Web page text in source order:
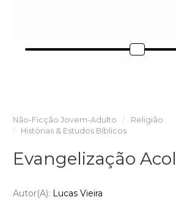
Não-Ficção Jovem-Adulto
Religião
Histórias & Estudos Bíblicos
Evangelização
Autor(a): Lucas Vieira